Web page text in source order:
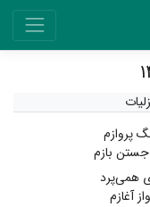
پروازم
بازم
همی‌پرد
آغازم